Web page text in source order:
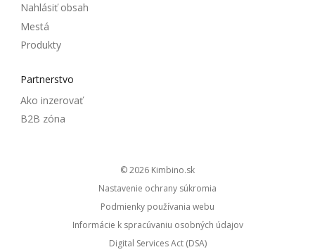
Nahlásiť obsah
Mestá
Produkty
Partnerstvo
Ako inzerovať
B2B zóna
© 2026
kimbino.sk
Nastavenie ochrany súkromia
Podmienky používania webu
Informácie k spracúvaniu osobných údajov
Digital Services Act (DSA)